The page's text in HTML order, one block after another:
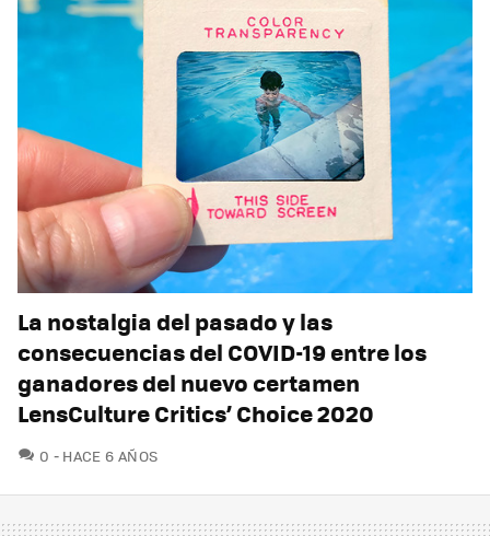
La nostalgia del pasado y las
consecuencias del COVID-19 entre los
ganadores del nuevo certamen
LensCulture Critics’ Choice 2020
0 COMENTARIOS
HACE 6 AÑOS